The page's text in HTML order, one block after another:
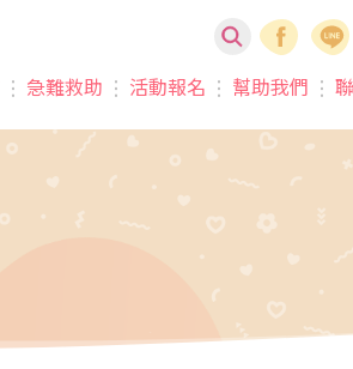
急難救助 活動報名 幫助我們